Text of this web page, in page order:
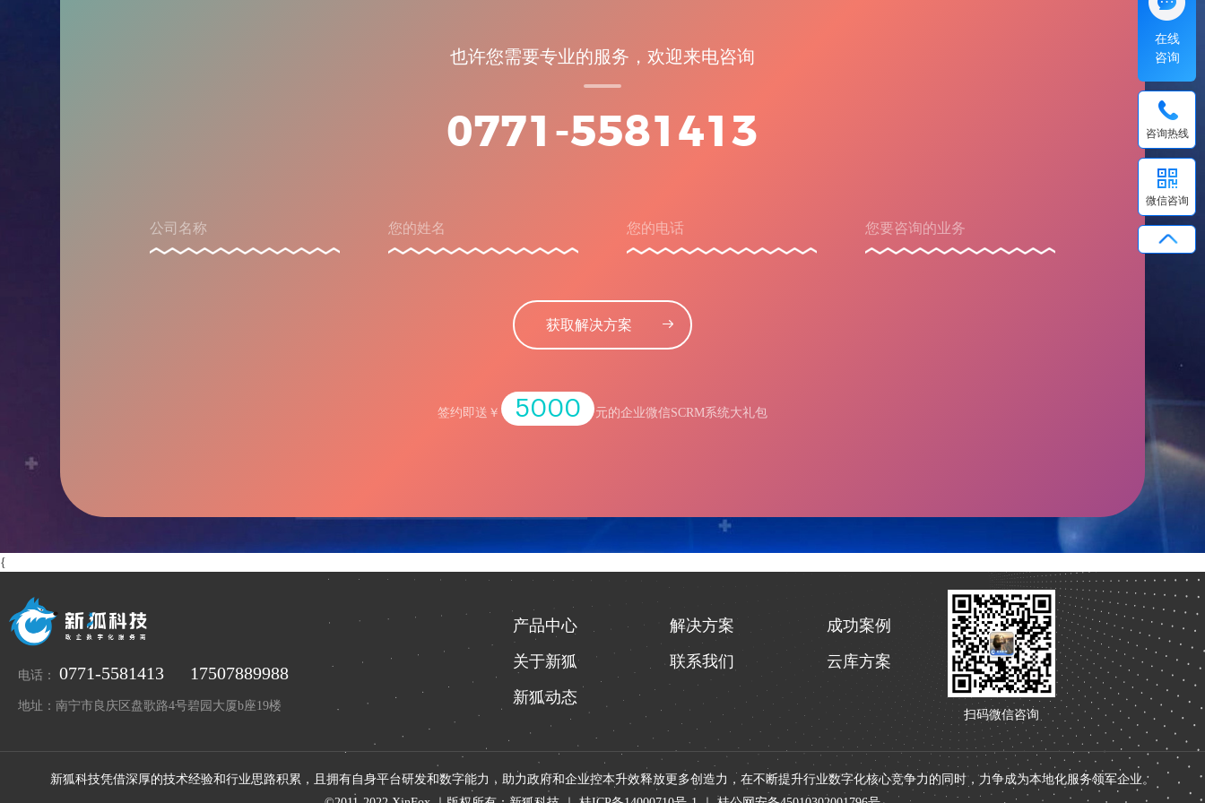
也许您需要专业的服务，欢迎来电咨询
0771-5581413
获取解决方案 
签约即送 ￥ 5000 元的企业微信SCRM系统大礼包
{
在线
咨询
咨询热线
微信咨询
电话： 0771-5581413 17507889988
地址：南宁市良庆区盘歌路4号碧园大厦b座19楼
产品中心 解决方案
成功案例
关于新狐
联系我们
云库方案
新狐动态
扫码微信咨询
新狐科技凭借深厚的技术经验和行业思路积累，且拥有自身平台研发和数字能力，助力政府和企业控本升效释放更多创造力，在不断提升行业数字化核心竞争力的同时，力争成为本地化服务领军企业。